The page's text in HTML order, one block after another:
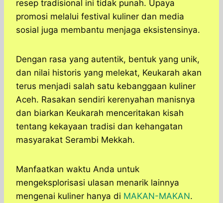
resep tradisional ini tidak punah. Upaya
promosi melalui festival kuliner dan media
sosial juga membantu menjaga eksistensinya.
Dengan rasa yang autentik, bentuk yang unik,
dan nilai historis yang melekat, Keukarah akan
terus menjadi salah satu kebanggaan kuliner
Aceh. Rasakan sendiri kerenyahan manisnya
dan biarkan Keukarah menceritakan kisah
tentang kekayaan tradisi dan kehangatan
masyarakat Serambi Mekkah.
Manfaatkan waktu Anda untuk
mengeksplorisasi ulasan menarik lainnya
mengenai kuliner hanya di MAKAN-MAKAN.